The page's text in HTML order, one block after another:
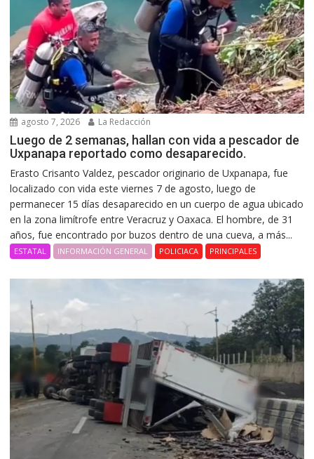
agosto 7, 2026 La Redacción
Luego de 2 semanas, hallan con vida a pescador de
Uxpanapa reportado como desaparecido.
Erasto Crisanto Valdez, pescador originario de Uxpanapa, fue
localizado con vida este viernes 7 de agosto, luego de
permanecer 15 días desaparecido en un cuerpo de agua ubicado
en la zona limítrofe entre Veracruz y Oaxaca. El hombre, de 31
años, fue encontrado por buzos dentro de una cueva, a más...
ESTATAL INFORMACIÓN GENERAL POLICIACA PRINCIPALES